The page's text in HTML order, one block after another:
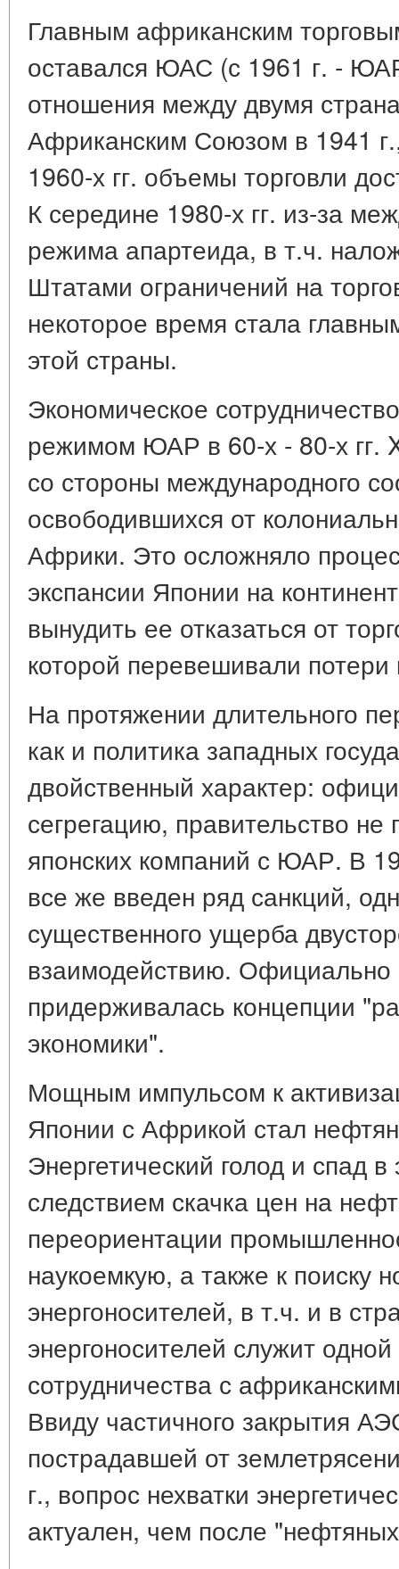
Главным африканским
оставался ЮАС (с 1961 г. -
отношения между двумя
Африканским Союзом в 1941
1960-х гг. объемы торговли
К середине 1980-х гг. из-за
режима апартеида, в т.ч.
Штатами ограничений на
некоторое время стала
этой страны.
Экономическое
режимом ЮАР в 60-х - 80-х гг.
со стороны международного
освободившихся от
Африки. Это осложняло
экспансии Японии на
вынудить ее отказаться от
которой перевешивали
На протяжении длительного
как и политика западных
двойственный характер:
сегрегацию, правительство не
японских компаний с ЮАР. В
все же введен ряд санкций,
существенного ущерба
взаимодействию. Официально
придерживалась концепции
экономики".
Мощным импульсом к
Японии с Африкой стал
Энергетический голод и спад
следствием скачка цен на
переориентации
наукоемкую, а также к поиску
энергоносителей, в т.ч. и в
энергоносителей служит
сотрудничества с
Ввиду частичного закрытия
пострадавшей от
г., вопрос нехватки
актуален, чем после